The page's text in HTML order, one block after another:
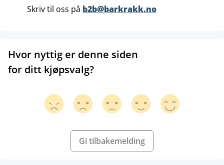
Skriv til oss på b2b@barkrakk.no
Hvor nyttig er denne siden
for ditt kjøpsvalg?
Gi tilbakemelding